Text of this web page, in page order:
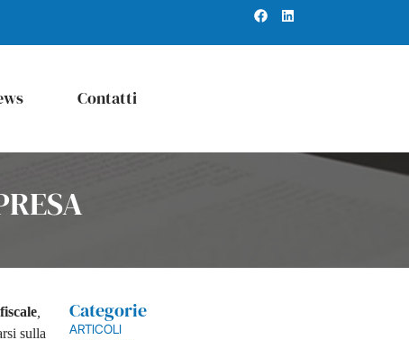
Contatti
sulla
Categorie
ARTICOLI